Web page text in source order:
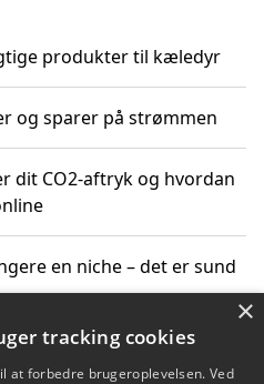
produkter til kæledyr
og sparer på strømmen
dit CO2-aftryk og hvordan
en niche – det er sund
og bestil med
×
tracking cookies
at forbedre brugeroplevelsen. Ved